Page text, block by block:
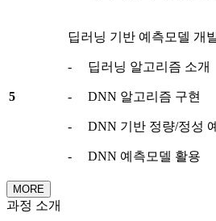
5
딥러닝 기반 예측모델 개
- 딥러닝 알고리즘 소개
- DNN 알고리즘 구현
- DNN 기반 정량/정성
- DNN 예측모델 활용
MORE
과정 소개